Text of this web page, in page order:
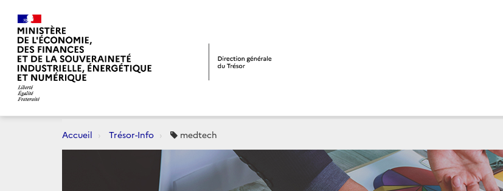
Accueil Trésor-Info medtech